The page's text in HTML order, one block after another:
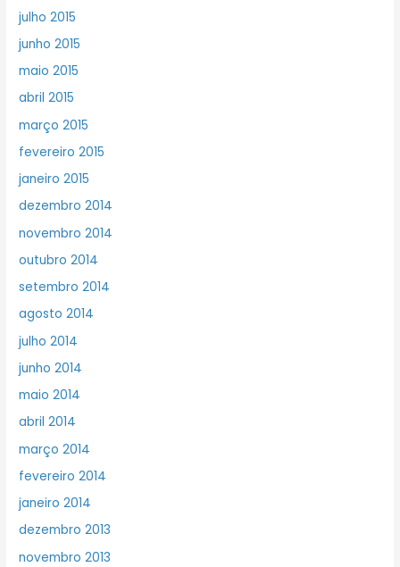
julho 2015
junho 2015
maio 2015
abril 2015
março 2015
fevereiro 2015
janeiro 2015
dezembro 2014
novembro 2014
outubro 2014
setembro 2014
agosto 2014
julho 2014
junho 2014
maio 2014
abril 2014
março 2014
fevereiro 2014
janeiro 2014
dezembro 2013
novembro 2013